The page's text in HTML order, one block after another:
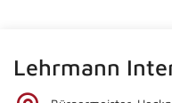
Lehrmann